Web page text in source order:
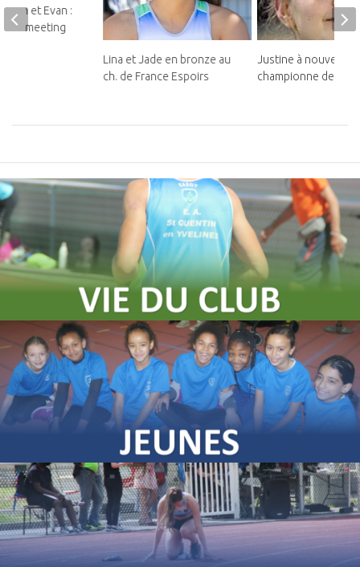
Lina et Jade en bronze au
ch. de France Espoirs
Justine à nouveau
championne de
et Evan :
au meeting